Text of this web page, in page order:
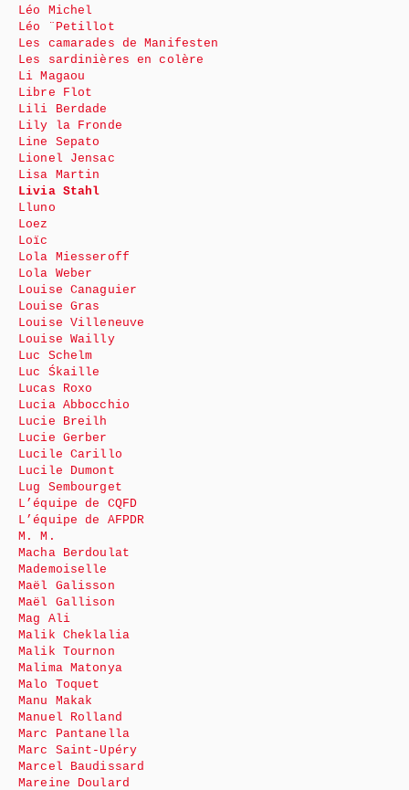
Léo Michel
Léo ¨Petillot
Les camarades de Manifesten
Les sardinières en colère
Li Magaou
Libre Flot
Lili Berdade
Lily la Fronde
Line Sepato
Lionel Jensac
Lisa Martin
Livia Stahl
Lluno
Loez
Loïc
Lola Miesseroff
Lola Weber
Louise Canaguier
Louise Gras
Louise Villeneuve
Louise Wailly
Luc Schelm
Luc Śkaille
Lucas Roxo
Lucia Abbocchio
Lucie Breilh
Lucie Gerber
Lucile Carillo
Lucile Dumont
Lug Sembourget
L’équipe de CQFD
L’équipe de AFPDR
M. M.
Macha Berdoulat
Mademoiselle
Maël Galisson
Maël Gallison
Mag Ali
Malik Cheklalia
Malik Tournon
Malima Matonya
Malo Toquet
Manu Makak
Manuel Rolland
Marc Pantanella
Marc Saint-Upéry
Marcel Baudissard
Mareine Doulard